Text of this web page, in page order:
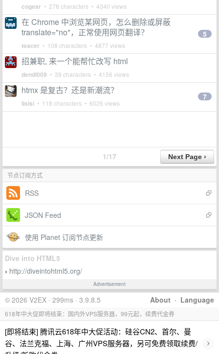
cogear • 278 characters • 4340 views
在 Chrome 中浏览某网页，怎么删除或屏蔽
translate="no"，正常使用网页翻译？
teacer • 108 characters • 4877 views
5
招兼职, 来一个能帮忙改写 html
dendi009 • 39 characters • 4156 views
htmx 是复古？还是新潮流？
lisisi • 118 characters • 6026 views
7
1/17
节点订阅方式
RSS
JSON Feed
使用 Planet 订阅节点更新
Dive into HTML5
› http://diveintohtml5.org/
Advertisement
About · Language
© 2026 V2EX · 299ms · 3.9.8.5
618年中大促即将结束：国内外VPS服务器，99元起，续费代金券
[即将结束] 腾讯云618年中大促活动：硅谷CN2、首尔、曼
谷、法兰克福、上海、广州VPS服务器，另可免费领取续费/
›